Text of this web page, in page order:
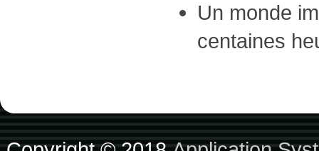
Un monde
centaines